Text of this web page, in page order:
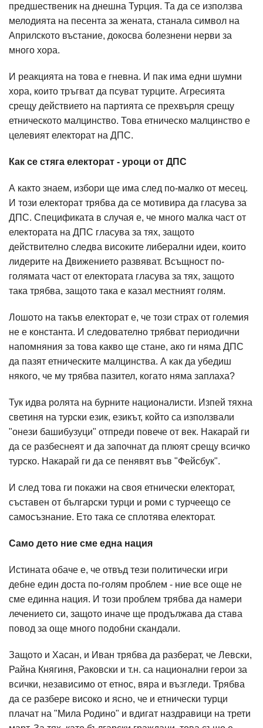
предшественик на днешна Турция. Та да се използва
мелодията на песента за жената, станала символ на
Априлското въстание, докосва болезнени нерви за
много хора.
И реакцията на това е гневна. И пак има едни шумни
хора, които тръгват да псуват турците. Агресията
срещу действието на партията се прехвърля срещу
етническото малцинство. Това етническо малцинство е
целевият електорат на ДПС.
Как се стяга електорат - уроци от ДПС
А както знаем, избори ще има след по-малко от месец.
И този електорат трябва да се мотивира да гласува за
ДПС. Спецификата в случая е, че много малка част от
електората на ДПС гласува за тях, защото
действително следва високите либерални идеи, които
лидерите на Движението развяват. Всъщност по-
голямата част от електората гласува за тях, защото
така трябва, защото така е казал местният голям.
Лошото на такъв електорат е, че този страх от големия
не е константа. И следователно трябват периодични
напомняния за това какво ще стане, ако ги няма ДПС
да пазят етническите малцинства. А как да убедиш
някого, че му трябва пазител, когато няма заплаха?
Тук идва ролята на бурните националисти. Изпей тяхна
светиня на турски език, езикът, който са използвали
"онези башибузуци" отпреди повече от век. Накарай ги
да се разбеснеят и да започнат да плюят срещу всичко
турско. Накарай ги да се пенявят във "Фейсбук".
И след това ги покажи на своя етнически електорат,
съставен от български турци и роми с турчеещо се
самосъзнание. Ето така се сплотява електорат.
Само дето ние сме една нация
Истината обаче е, че отвъд тези политически игри
дебне един доста по-голям проблем - ние все още не
сме единна нация. И този проблем трябва да намери
лечението си, защото иначе ще продължава да става
повод за още много подобни скандали.
Защото и Хасан, и Иван трябва да разберат, че Левски,
Райна Княгиня, Раковски и т.н. са национални герои за
всички, независимо от етнос, вяра и възгледи. Трябва
да се разбере високо и ясно, че и етнически турци
плачат на "Мила Родино" и вдигат наздравици на трети